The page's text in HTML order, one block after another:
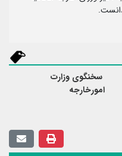
سخنگوی وزارت
امورخارجه